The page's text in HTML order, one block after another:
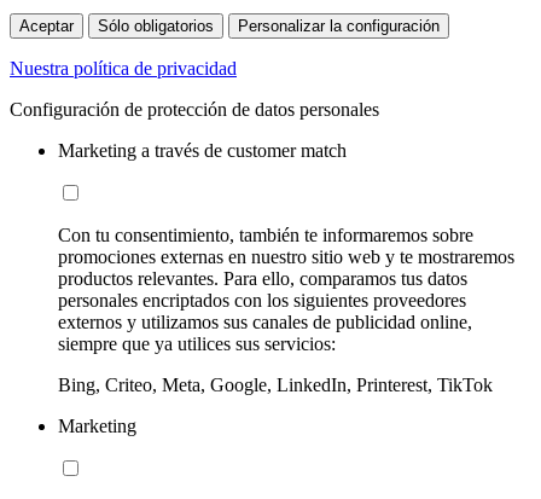
Aceptar Sólo obligatorios Personalizar la configuración
Nuestra política de privacidad
Configuración de protección de datos personales
Marketing a través de customer match
Con tu consentimiento, también te informaremos sobre
promociones externas en nuestro sitio web y te mostraremos
productos relevantes. Para ello, comparamos tus datos
personales encriptados con los siguientes proveedores
externos y utilizamos sus canales de publicidad online,
siempre que ya utilices sus servicios:
Bing, Criteo, Meta, Google, LinkedIn, Printerest, TikTok
Marketing